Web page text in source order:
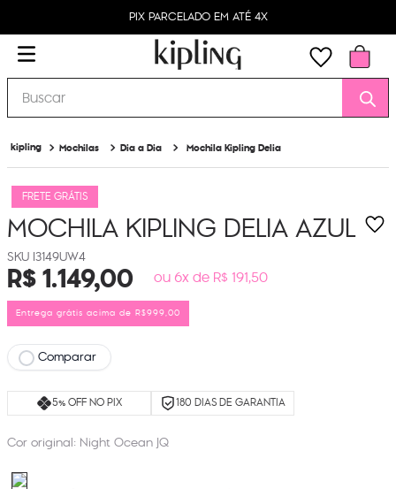
PIX PARCELADO EM ATÉ 4X
Buscar
Mochilas Dia a Dia Mochila Kipling Delia
FRETE GRÁTIS
MOCHILA KIPLING DELIAAZUL
I3149UW4
R$1.149,00 ou 6x de R$ 191,50
Entrega grátis acima de R$999,00
Comparar
5% OFF NO PIX 180 DIAS DE GARANTIA
Cor original: Night Ocean JQ